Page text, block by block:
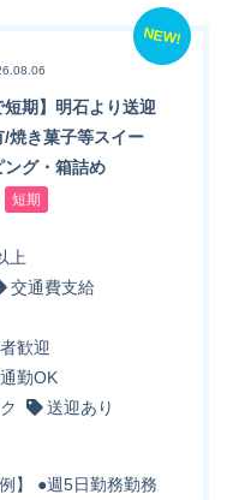
NEW!
短期】明石より送迎
/焼き菓子等スイー
ング・箱詰め
短期
上
交通費支給
歓迎
勤OK
送迎あり
】 ●週5日勤務勤務